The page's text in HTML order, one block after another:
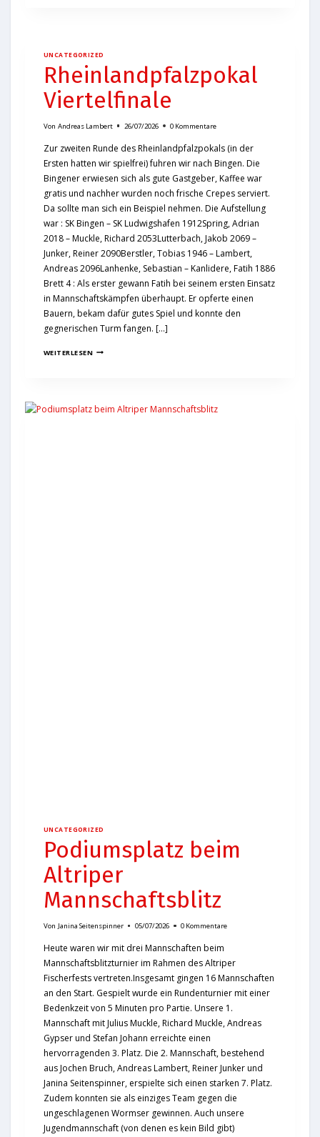
UNCATEGORIZED
Rheinlandpfalzpokal
Viertelfinale
Von Andreas Lambert 26/07/2026 0 Kommentare
Zur zweiten Runde des Rheinlandpfalzpokals (in der
Ersten hatten wir spielfrei) fuhren wir nach Bingen. Die
Bingener erwiesen sich als gute Gastgeber, Kaffee war
gratis und nachher wurden noch frische Crepes serviert.
Da sollte man sich ein Beispiel nehmen. Die Aufstellung
war : SK Bingen – SK Ludwigshafen 1912Spring, Adrian
2018 – Muckle, Richard 2053Lutterbach, Jakob 2069 –
Junker, Reiner 2090Berstler, Tobias 1946 – Lambert,
Andreas 2096Lanhenke, Sebastian – Kanlidere, Fatih 1886
Brett 4 : Als erster gewann Fatih bei seinem ersten Einsatz
in Mannschaftskämpfen überhaupt. Er opferte einen
Bauern, bekam dafür gutes Spiel und konnte den
gegnerischen Turm fangen. […]
WEITERLESEN
UNCATEGORIZED
Podiumsplatz beim
Altriper
Mannschaftsblitz
Von Janina Seitenspinner 05/07/2026 0 Kommentare
Heute waren wir mit drei Mannschaften beim
Mannschaftsblitzturnier im Rahmen des Altriper
Fischerfests vertreten.Insgesamt gingen 16 Mannschaften
an den Start. Gespielt wurde ein Rundenturnier mit einer
Bedenkzeit von 5 Minuten pro Partie. Unsere 1.
Mannschaft mit Julius Muckle, Richard Muckle, Andreas
Gypser und Stefan Johann erreichte einen
hervorragenden 3. Platz. Die 2. Mannschaft, bestehend
aus Jochen Bruch, Andreas Lambert, Reiner Junker und
Janina Seitenspinner, erspielte sich einen starken 7. Platz.
Zudem konnten sie als einziges Team gegen die
ungeschlagenen Wormser gewinnen. Auch unsere
Jugendmannschaft (von denen es kein Bild gibt)